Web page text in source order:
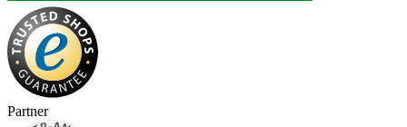
Partner